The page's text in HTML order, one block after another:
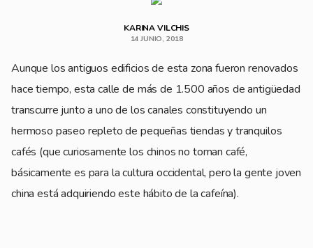
KARINA VILCHIS
14 JUNIO, 2018
Aunque los antiguos edificios de esta zona fueron renovados
hace tiempo, esta calle de más de 1.500 años de antigüedad
transcurre junto a uno de los canales constituyendo un
hermoso paseo repleto de pequeñas tiendas y tranquilos
cafés (que curiosamente los chinos no toman café,
básicamente es para la cultura occidental, pero la gente joven
china está adquiriendo este hábito de la cafeína).